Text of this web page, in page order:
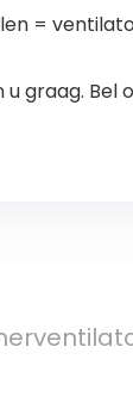
=
u graag. Bel